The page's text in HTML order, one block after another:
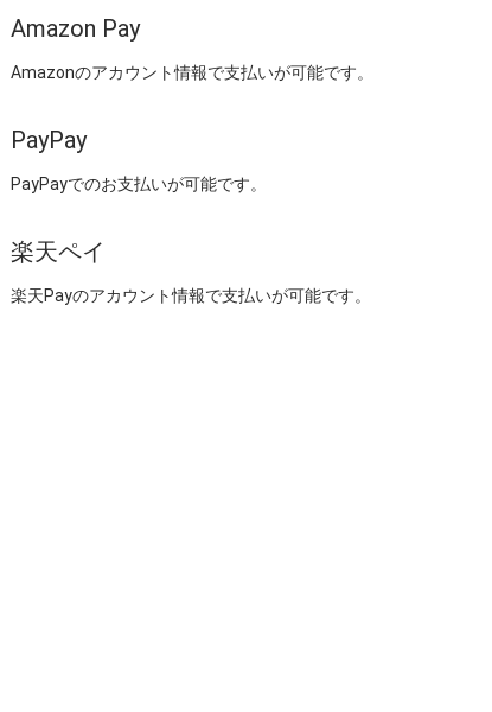
Amazon Pay
Amazonのアカウント情報で支払いが可能です。
PayPay
PayPayでのお支払いが可能です。
楽天ペイ
楽天Payのアカウント情報で支払いが可能です。